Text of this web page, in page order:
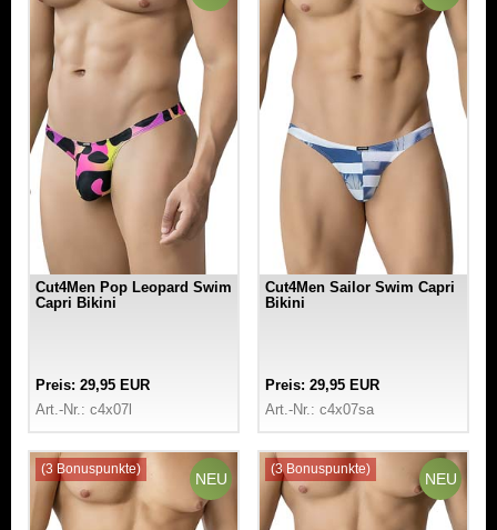
Cut4Men Pop Leopard Swim
Capri Bikini
Preis: 29,95 EUR
Art.-Nr.: c4x07l
Cut4Men Sailor Swim Capri
Bikini
Preis: 29,95 EUR
Art.-Nr.: c4x07sa
NEU
(3 Bonuspunkte)
NEU
(3 Bonuspunkte)